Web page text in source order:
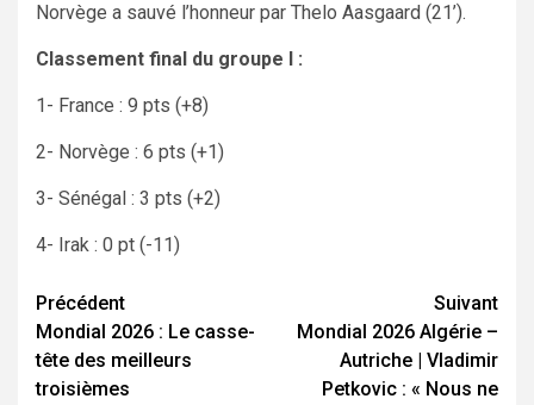
Norvège a sauvé l’honneur par Thelo Aasgaard (21’).
Classement final du groupe I :
1- France : 9 pts (+8)
2- Norvège : 6 pts (+1)
3- Sénégal : 3 pts (+2)
4- Irak : 0 pt (-11)
Navigation
d’article
Précédent
Mondial 2026 : Le casse-
tête des meilleurs
troisièmes
Suivant
Mondial 2026 Algérie –
Autriche | Vladimir
Petkovic : « Nous ne